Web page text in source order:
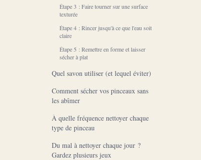
Étape 3 : Faire tourner sur une surface
texturée
Étape 4 : Rincer jusqu'à ce que l'eau soit
claire
Étape 5 : Remettre en forme et laisser
sécher à plat
Quel savon utiliser (et lequel éviter)
Comment sécher vos pinceaux sans
les abîmer
À quelle fréquence nettoyer chaque
type de pinceau
Du mal à nettoyer chaque jour ?
Gardez plusieurs jeux